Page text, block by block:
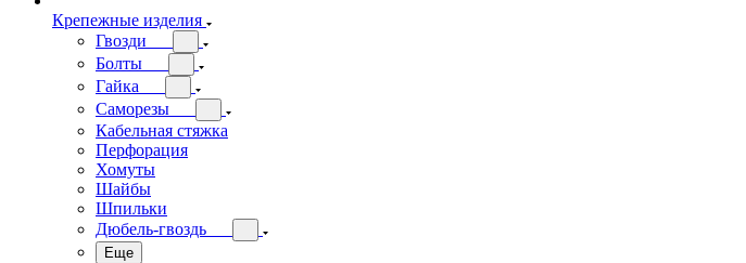
Крепежные изделия
Гвозди
Болты
Гайка
Саморезы
Кабельная стяжка
Перфорация
Хомуты
Шайбы
Шпильки
Дюбель-гвоздь
Еще